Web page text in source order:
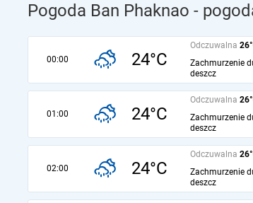
Pogoda Ban Phaknao -
00:00 24°C
Odczuwalna
Zachmurzenie
deszcz
01:00 24°C
Odczuwalna
Zachmurzenie
deszcz
02:00 24°C
Odczuwalna
Zachmurzenie
deszcz